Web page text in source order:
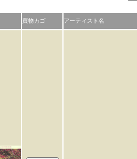
買物カゴ アーティスト名